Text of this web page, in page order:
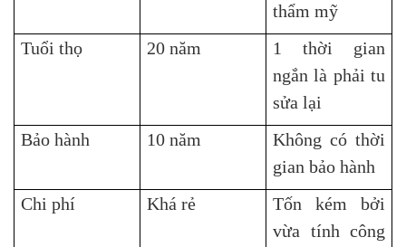
thẩm mỹ
Tuổi thọ
20 năm
1 thời gian
ngắn là phải tu
sửa lại
Bảo hành
10 năm
Không có thời
gian bảo hành
Chi phí
Khá rẻ
Tốn kém bởi
vừa tính công